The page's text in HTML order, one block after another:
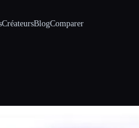
CréateursBlogComparer